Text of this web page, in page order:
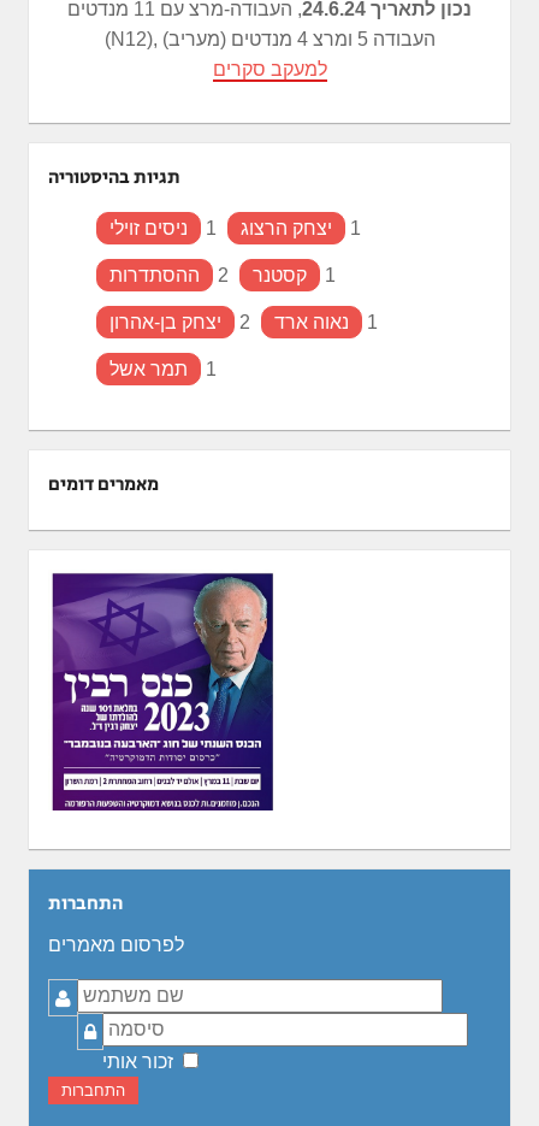
נכון לתאריך 24.6.24
, העבודה-מרצ עם 11 מנדטים
(N12), העבודה 5 ומרצ 4 מנדטים (מעריב)
למעקב סקרים
תגיות בהיסטוריה
ניסים זוילי 1 יצחק הרצוג 1
ההסתדרות 2 קסטנר 1
יצחק בן-אהרון 2 נאוה ארד 1
תמר אשל 1
מאמרים דומים
התחברות
לפרסום מאמרים
שם
משתמש
סיסמה
זכור אותי
התחברות